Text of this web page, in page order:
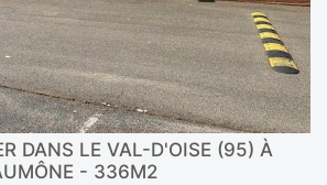
DANS LE VAL-D'OISE (95) À
- 336M2